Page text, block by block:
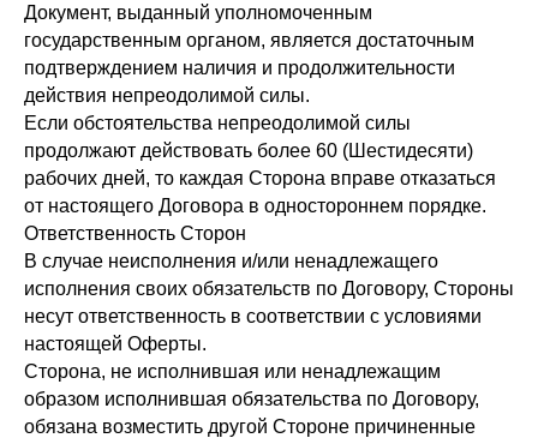
Документ, выданный уполномоченным
государственным органом, является достаточным
подтверждением наличия и продолжительности
действия непреодолимой силы.
Если обстоятельства непреодолимой силы
продолжают действовать более 60 (Шестидесяти)
рабочих дней, то каждая Сторона вправе отказаться
от настоящего Договора в одностороннем порядке.
Ответственность Сторон
В случае неисполнения и/или ненадлежащего
исполнения своих обязательств по Договору, Стороны
несут ответственность в соответствии с условиями
настоящей Оферты.
Сторона, не исполнившая или ненадлежащим
образом исполнившая обязательства по Договору,
обязана возместить другой Стороне причиненные